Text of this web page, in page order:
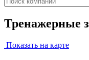
Тренажерные
Показать на карте